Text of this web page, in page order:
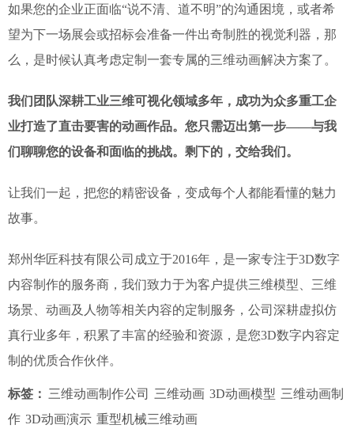
如果您的企业正面临“说不清、道不明”的沟通困境，或者希
望为下一场展会或招标会准备一件出奇制胜的视觉利器，那
么，是时候认真考虑定制一套专属的三维动画解决方案了。
我们团队深耕工业三维可视化领域多年，成功为众多重工企
业打造了直击要害的动画作品。您只需迈出第一步——与我
们聊聊您的设备和面临的挑战。剩下的，交给我们。
让我们一起，把您的精密设备，变成每个人都能看懂的魅力
故事。
郑州华匠科技有限公司成立于2016年，是一家专注于3D数字
内容制作的服务商，我们致力于为客户提供三维模型、三维
场景、动画及人物等相关内容的定制服务，公司深耕虚拟仿
真行业多年，积累了丰富的经验和资源，是您3D数字内容定
制的优质合作伙伴。
标签： 三维动画制作公司 三维动画 3D动画模型 三维动画制
作 3D动画演示 重型机械三维动画